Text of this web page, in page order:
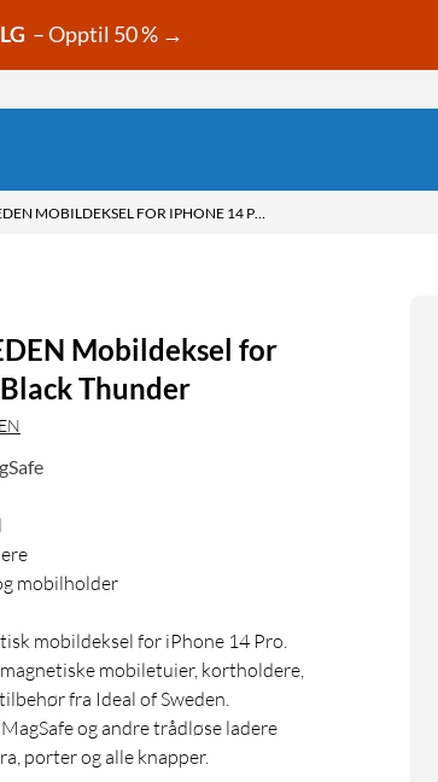
– Opptil 50 % →
IDEAL OF SWEDEN MOBILDEKSEL FOR IPHONE 14 PRO BLACK THUNDER
Mobildeksel for
Thunder
mobilholder
mobildeksel for iPhone 14 Pro.
mobiletuier, kortholdere,
fra Ideal of Sweden.
og andre trådløse ladere
porter og alle knapper.